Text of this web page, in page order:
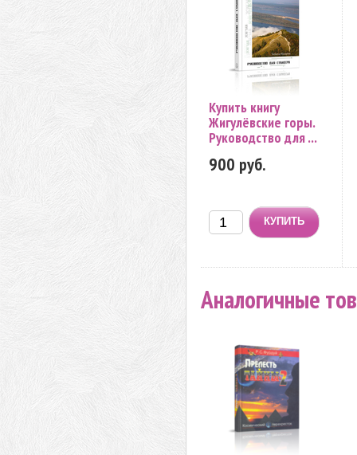
Купить книгу
Жигулёвские горы.
Руководство для ...
900 руб.
Аналогичные